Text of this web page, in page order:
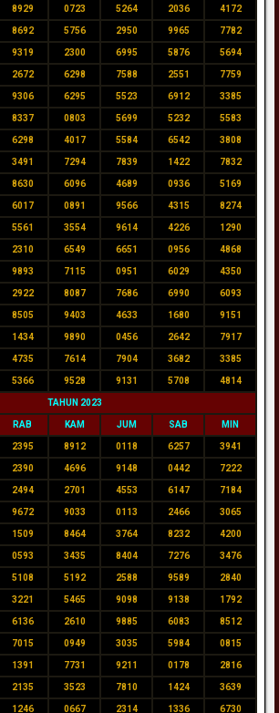
8929 0723 5264 2036 4172
8692 5756 2950 9965 7782
9319 2300 6995 5876 5694
2672 6298 7588 2551 7759
9306 6295 5523 6912 3385
8337 0803 5699 5232 5583
6298 4017 5584 6542 3808
3491 7294 7839 1422 7832
8630 6096 4689 0936 5169
6017 0891 9566 4315 8274
5561 3554 9614 4226 1290
2310 6549 6651 0956 4868
9893 7115 0951 6029 4350
2922 8087 7686 6990 6093
8505 9403 4633 1680 9151
1434 9890 0456 2642 7917
4735 7614 7904 3682 3385
5366 9528 9131 5708 4814
TAHUN 2023
RAB KAM JUM SAB MIN
2395 8912 0118 6257 3941
2390 4696 9148 0442 7222
2494 2701 4553 6147 7184
9672 9033 0113 2466 3065
1509 8464 3764 8232 4200
0593 3435 8404 7276 3476
5108 5192 2588 9589 2840
3221 5465 9098 9138 1792
6136 2610 9885 6083 8512
7015 0949 3035 5984 0815
1391 7731 9211 0178 2816
2135 3523 7810 1424 3639
1246 0667 2314 1336 6730